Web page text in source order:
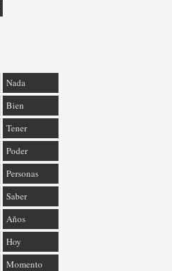
Nada
Bien
Tener
Poder
Personas
Saber
Años
Hoy
Momento